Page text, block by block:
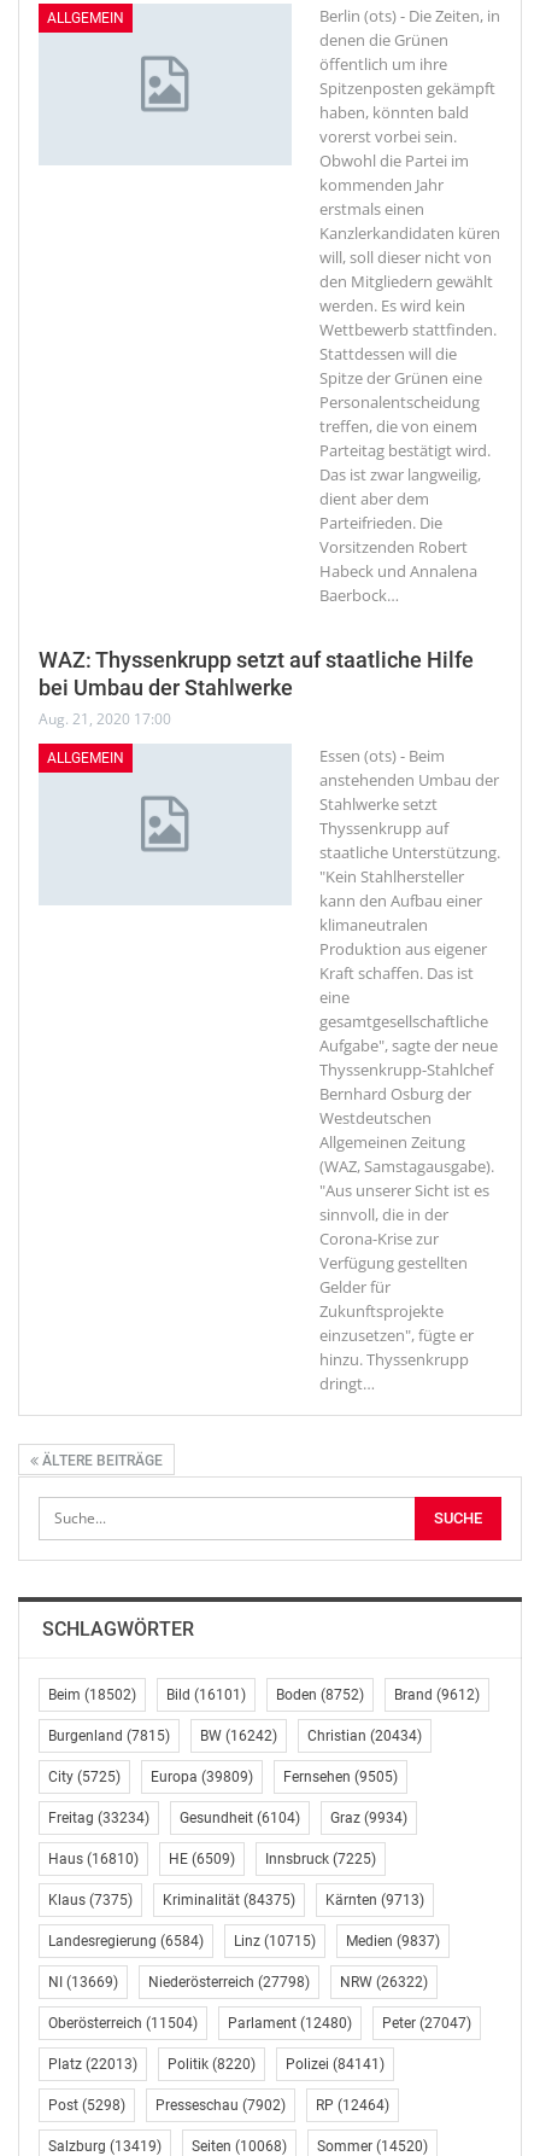
ALLGEMEIN
Berlin (ots) - Die Zeiten, in
denen die Grünen
öffentlich um ihre
Spitzenposten gekämpft
haben, könnten bald
vorerst vorbei sein.
Obwohl die Partei im
kommenden Jahr
erstmals einen
Kanzlerkandidaten küren
will, soll dieser nicht von
den Mitgliedern gewählt
werden. Es wird kein
Wettbewerb stattfinden.
Stattdessen will die
Spitze der Grünen eine
Personalentscheidung
treffen, die von einem
Parteitag bestätigt wird.
Das ist zwar langweilig,
dient aber dem
Parteifrieden. Die
Vorsitzenden Robert
Habeck und Annalena
Baerbock…
WAZ: Thyssenkrupp setzt auf staatliche Hilfe
bei Umbau der Stahlwerke
Aug. 21, 2020 17:00
ALLGEMEIN
Essen (ots) - Beim
anstehenden Umbau der
Stahlwerke setzt
Thyssenkrupp auf
staatliche Unterstützung.
"Kein Stahlhersteller
kann den Aufbau einer
klimaneutralen
Produktion aus eigener
Kraft schaffen. Das ist
eine
gesamtgesellschaftliche
Aufgabe", sagte der neue
Thyssenkrupp-Stahlchef
Bernhard Osburg der
Westdeutschen
Allgemeinen Zeitung
(WAZ, Samstagausgabe).
"Aus unserer Sicht ist es
sinnvoll, die in der
Corona-Krise zur
Verfügung gestellten
Gelder für
Zukunftsprojekte
einzusetzen", fügte er
hinzu. Thyssenkrupp
dringt…
ÄLTERE BEITRÄGE
SCHLAGWÖRTER
Beim (18502) Bild (16101) Boden (8752) Brand (9612)
Burgenland (7815) BW (16242) Christian (20434)
City (5725) Europa (39809) Fernsehen (9505)
Freitag (33234) Gesundheit (6104) Graz (9934)
Haus (16810) HE (6509) Innsbruck (7225)
Klaus (7375) Kriminalität (84375) Kärnten (9713)
Landesregierung (6584) Linz (10715) Medien (9837)
NI (13669) Niederösterreich (27798) NRW (26322)
Oberösterreich (11504) Parlament (12480) Peter (27047)
Platz (22013) Politik (8220) Polizei (84141)
Post (5298) Presseschau (7902) RP (12464)
Salzburg (13419) Seiten (10068) Sommer (14520)